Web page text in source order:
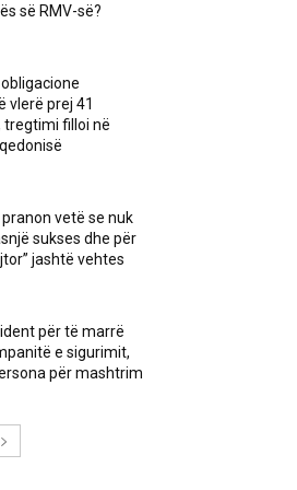
së RMV-së?
vlerë prej 41
tregtimi filloi në
pranon vetë se nuk
sukses dhe për
jashtë vehtes
për të marrë
e sigurimit,
për mashtrim